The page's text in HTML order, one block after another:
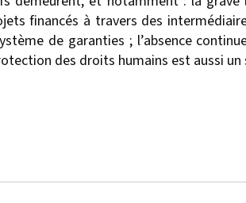
financés à travers des
de garanties ; l’absence
des droits humains est aussi